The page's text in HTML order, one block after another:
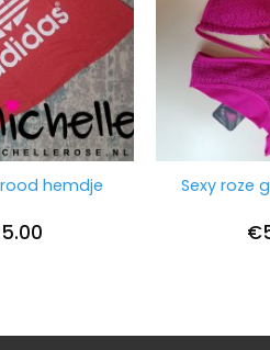
hemdje Sexy roze
€